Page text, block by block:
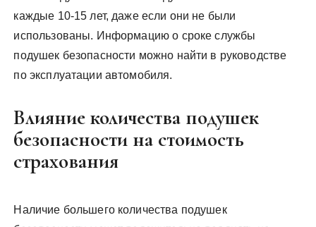
каждые 10-15 лет, даже если они не были
использованы. Информацию о сроке службы
подушек безопасности можно найти в руководстве
по эксплуатации автомобиля.
Влияние количества подушек
безопасности на стоимость
страхования
Наличие большего количества подушек